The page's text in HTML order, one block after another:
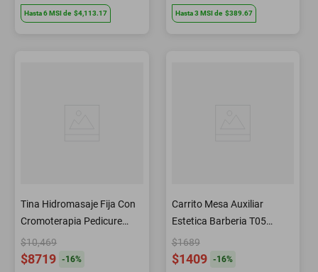
Hasta6MSIde $4,113.17 Hasta3 MSIde $389.67
Tina Hidromasaje Fija Con
Cromoterapia Pedicure
SP9127 Letmex
$10,469
$8719 -16%
Carrito Mesa Auxiliar
Estetica Barberia T05
Letmex Negro
$1689
$1409 -16%